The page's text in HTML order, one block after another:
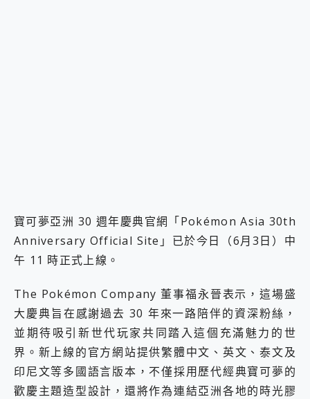
寶可夢亞洲 30 週年慶典官網「Pokémon Asia 30th
Anniversary Official Site」已於今日（6月3日）中
午 11 時正式上線。
The Pokémon Company 董事福永晉表示，這場盛
大慶典旨在感謝過去 30 年來一路陪伴的資深粉絲，
並期待吸引新世代玩家共同踏入這個充滿魅力的世
界。新上線的官方網站提供繁體中文、英文、泰文及
印尼文等多國語言版本，不僅採用歷代經典寶可夢的
歡慶主題造型設計，還將作為連結亞洲各地的時光膠